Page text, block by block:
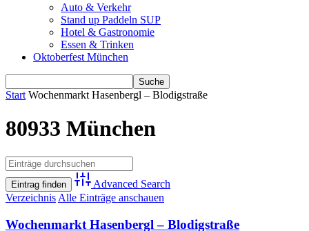
Auto & Verkehr
Stand up Paddeln SUP
Hotel & Gastronomie
Essen & Trinken
Oktoberfest München
Start Wochenmarkt Hasenbergl – Blodigstraße
80933 München
Advanced Search
Verzeichnis Alle Einträge anschauen
Wochenmarkt Hasenbergl – Blodigstraße